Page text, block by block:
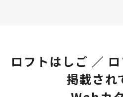
ロフトはしご ／
掲載され